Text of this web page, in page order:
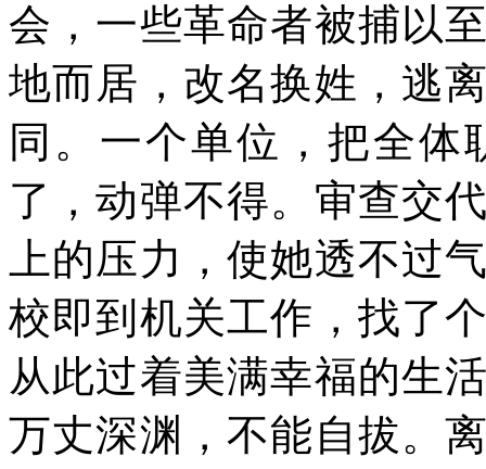
会，一些革命者被捕以
地而居，改名换姓，逃
同。一个单位，把全
了，动弹不得。审查交
上的压力，使她透不过
校即到机关工作，找了
从此过着美满幸福的生
万丈深渊，不能自拔。